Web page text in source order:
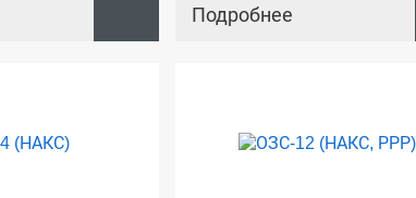
Подробнее